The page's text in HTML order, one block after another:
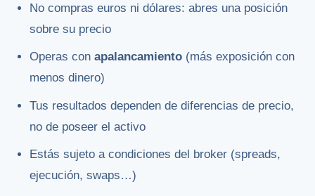
No compras euros ni dólares: abres una posición
sobre su precio
Operas conapalancamiento (más exposición con
menos dinero)
Tus resultados dependen de diferencias de precio,
no de poseer el activo
Estás sujeto a condiciones del broker (spreads,
ejecución, swaps…)